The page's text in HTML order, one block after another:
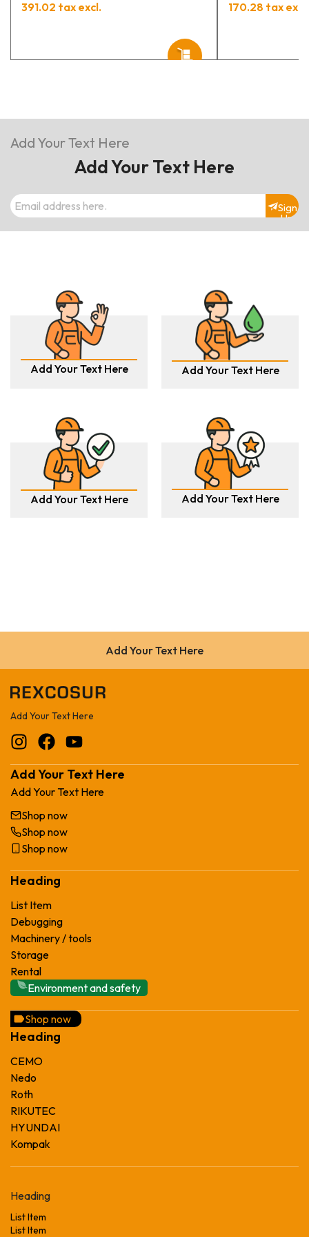
391.02 tax excl. 170.28 tax excl.
Add Your Text Here
Add Your Text Here
Sign
Up
Add Your Text Here Add Your Text Here
Add Your Text Here Add Your Text Here
Add Your Text Here
Add Your Text Here
Add Your Text Here
Add Your Text Here
Shop now
Shop now
Shop now
Heading
List Item
Debugging
Machinery / tools
Storage
Rental
Environment and safety
Shop now
Heading
CEMO
Nedo
Roth
RIKUTEC
HYUNDAI
Kompak
Heading
List Item
List Item